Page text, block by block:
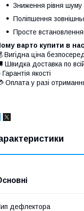
Зниження рівня шуму
Поліпшення
Просте встановлення
варто купити в
Вигідна ціна
Швидка доставка по
Гарантія якості
Оплата у разі
дефлектора